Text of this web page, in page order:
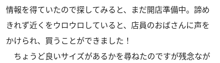
情報を得ていたので探してみると、まだ開店準備中。諦め
きれず近くをウロウロしていると、店員のおばさんに声を
かけられ、買うことができました！
ちょうど良いサイズがあるかを尋ねたのですが残念なが